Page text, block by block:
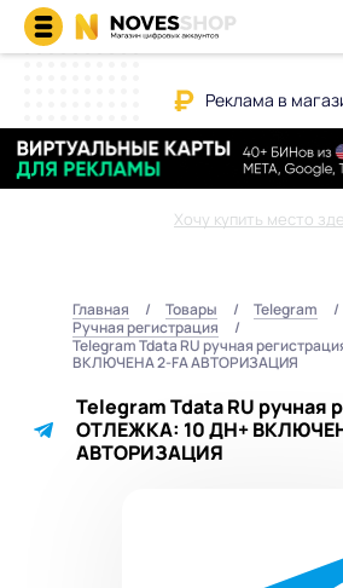
Реклама в
Хочу купить место
Главная Товары
Telegram
Ручная регистрация
Telegram Tdata RU ручная
ВКЛЮЧЕНА 2-FA АВТОРИЗАЦИЯ
Telegram Tdata RU ручная
ОТЛЕЖКА: 10 ДН+
АВТОРИЗАЦИЯ